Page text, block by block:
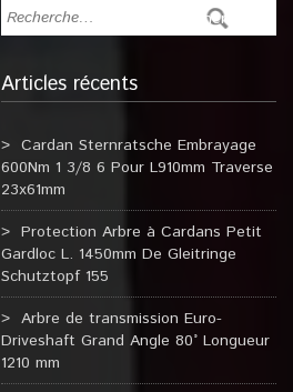
Articles récents
Cardan Sternratsche Embrayage
600Nm 1 3/8 6 Pour L910mm Traverse
23x61mm
Protection Arbre à Cardans Petit
Gardloc L. 1450mm De Gleitringe
Schutztopf 155
Arbre de transmission Euro-
Driveshaft Grand Angle 80° Longueur
1210 mm